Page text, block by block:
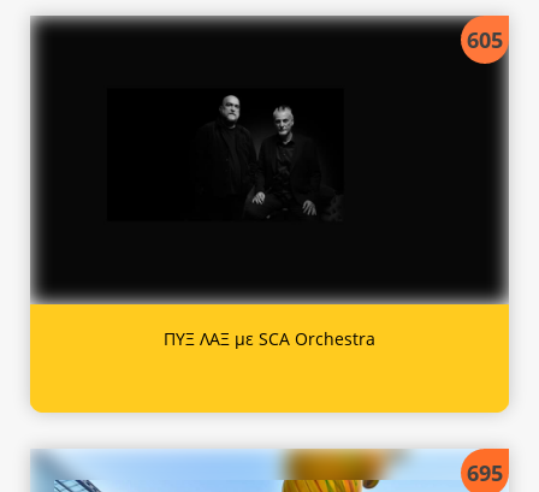
605
ΠΥΞ ΛΑΞ με SCA Orchestra
695